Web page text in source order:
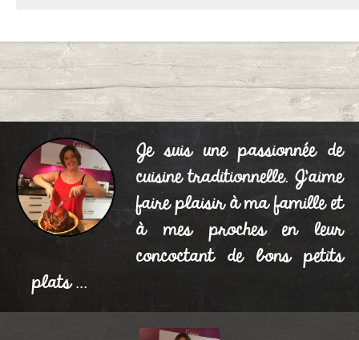
Je suis une passionnée de
cuisine traditionnelle. J'aime
faire plaisir à ma famille et
à mes proches en leur
concoctant de bons petits
plats ...